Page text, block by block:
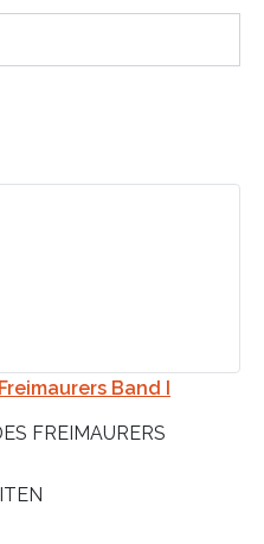
Band I
FREIMAURERS